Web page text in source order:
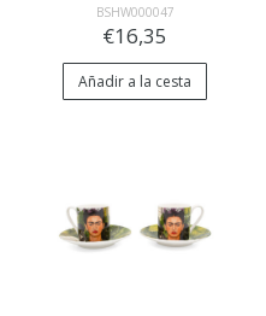
BSHW000047
€16,35
Añadir a la cesta